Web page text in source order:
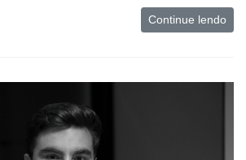
Continue lendo